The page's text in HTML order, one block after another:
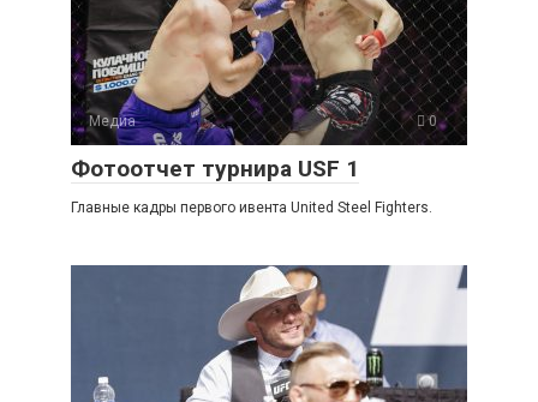
Медиа 0
Фотоотчет турнира USF 1
Главные кадры первого ивента United Steel Fighters.